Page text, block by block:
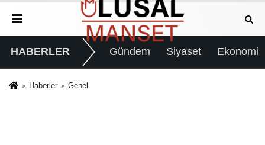
HABERLER Gündem Siyaset Ekonomi
Haberler Genel